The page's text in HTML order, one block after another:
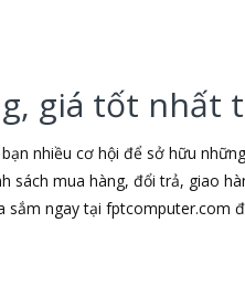
giá tốt
nhiều cơ hội để sở hữu
mua hàng, đổi trả, giao
ngay tại